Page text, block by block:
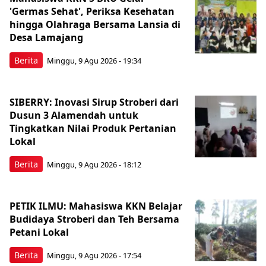
Berita
'Germas Sehat', Periksa Kesehatan
hingga Olahraga Bersama Lansia di
Desa Lamajang
Minggu, 9 Agu 2026 - 19:34
Berita
SIBERRY: Inovasi Sirup Stroberi dari
Dusun 3 Alamendah untuk
Tingkatkan Nilai Produk Pertanian
Lokal
Minggu, 9 Agu 2026 - 18:12
Berita
PETIK ILMU: Mahasiswa KKN Belajar
Budidaya Stroberi dan Teh Bersama
Petani Lokal
Minggu, 9 Agu 2026 - 17:54